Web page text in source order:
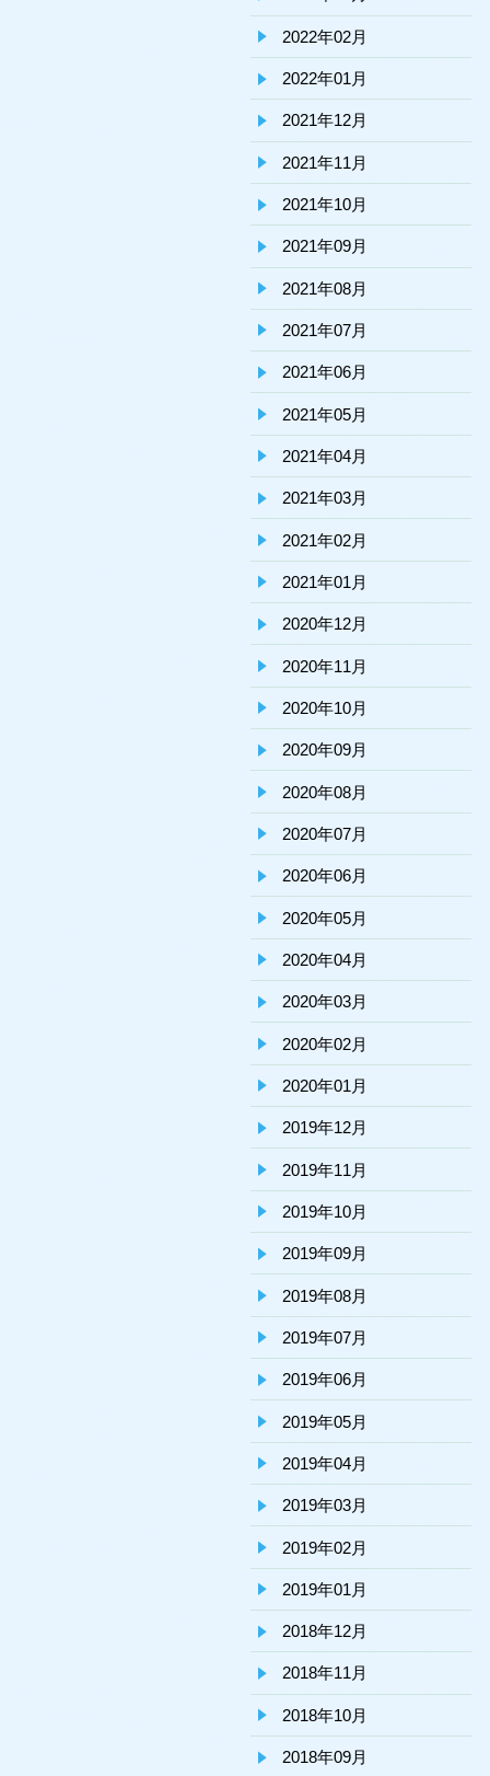
2022年02月
2022年01月
2021年12月
2021年11月
2021年10月
2021年09月
2021年08月
2021年07月
2021年06月
2021年05月
2021年04月
2021年03月
2021年02月
2021年01月
2020年12月
2020年11月
2020年10月
2020年09月
2020年08月
2020年07月
2020年06月
2020年05月
2020年04月
2020年03月
2020年02月
2020年01月
2019年12月
2019年11月
2019年10月
2019年09月
2019年08月
2019年07月
2019年06月
2019年05月
2019年04月
2019年03月
2019年02月
2019年01月
2018年12月
2018年11月
2018年10月
2018年09月